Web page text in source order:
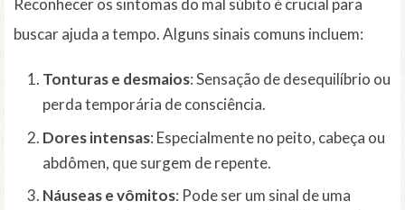
Reconhecer os sintomas do mal súbito é crucial para
buscar ajuda a tempo. Alguns sinais comuns incluem:
Tonturas e desmaios: Sensação de desequilíbrio ou
perda temporária de consciência.
Dores intensas: Especialmente no peito, cabeça ou
abdômen, que surgem de repente.
Náuseas e vômitos: Pode ser um sinal de uma